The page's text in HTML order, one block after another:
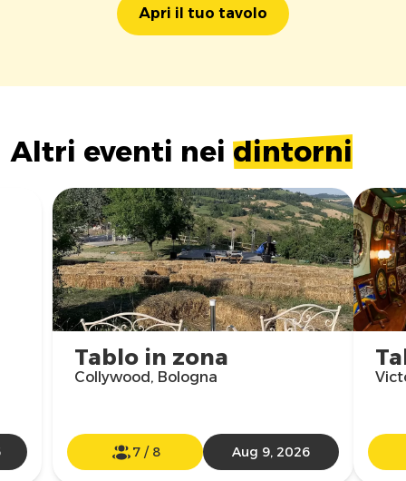
Apri il tuo tavolo
Altri eventi nei dintorni
Tablo in zona
Collywood, Bologna
7/ 8 Aug 9, 2026